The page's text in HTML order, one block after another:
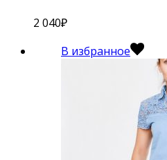
2 040₽
В избранное